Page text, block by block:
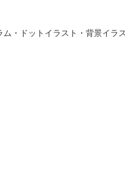
・ドットイラスト・背景イラ